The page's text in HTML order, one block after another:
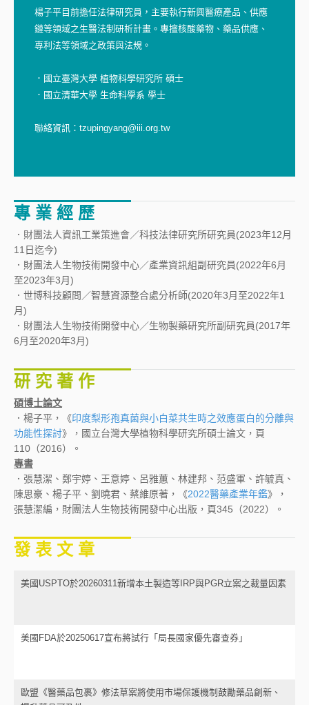
楊子平目前擔任法律研究員，主要執行新興醫療產品、供應
鏈等領域之生醫法制研析計畫。專擅核酸藥物、藥品供應、
專利法等領域之政策與法規。
．國立臺灣大學 植物科學研究所 碩士
．國立清華大學 生命科學系 學士
聯絡資訊：tzupingyang@iii.org.tw
專 業 經 歷
．財團法人資訊工業策進會／科技法律研究所研究員(2023年12月
11日迄今)
．財團法人生物技術開發中心／產業資訊組副研究員(2022年6月
至2023年3月)
．世博科技顧問／智慧資源整合處分析師(2020年3月至2022年1
月)
．財團法人生物技術開發中心／生物製藥研究所副研究員(2017年
6月至2020年3月)
研 究 著 作
碩博士論文
．楊子平，《印度梨形孢真菌與小白菜共生時之效應蛋白的分離與
功能性探討》，國立台灣大學植物科學研究所碩士論文，頁
110（2016）。
專書
．張慧潔、鄭宇婷、王意婷、呂雅蕙、林建邦、范盛軍、許毓真、
陳思豪、楊子平、劉曉君、蔡維原著，《2022醫藥產業年鑑》，
張慧潔編，財團法人生物技術開發中心出版，頁345（2022）。
發 表 文 章
美國USPTO於20260311新增本土製造等IRP與PGR立案之裁量因素
美國FDA於20250617宣布將試行「局長國家優先審查券」
歐盟《醫藥品包裹》修法草案將使用市場保護機制鼓勵藥品創新、